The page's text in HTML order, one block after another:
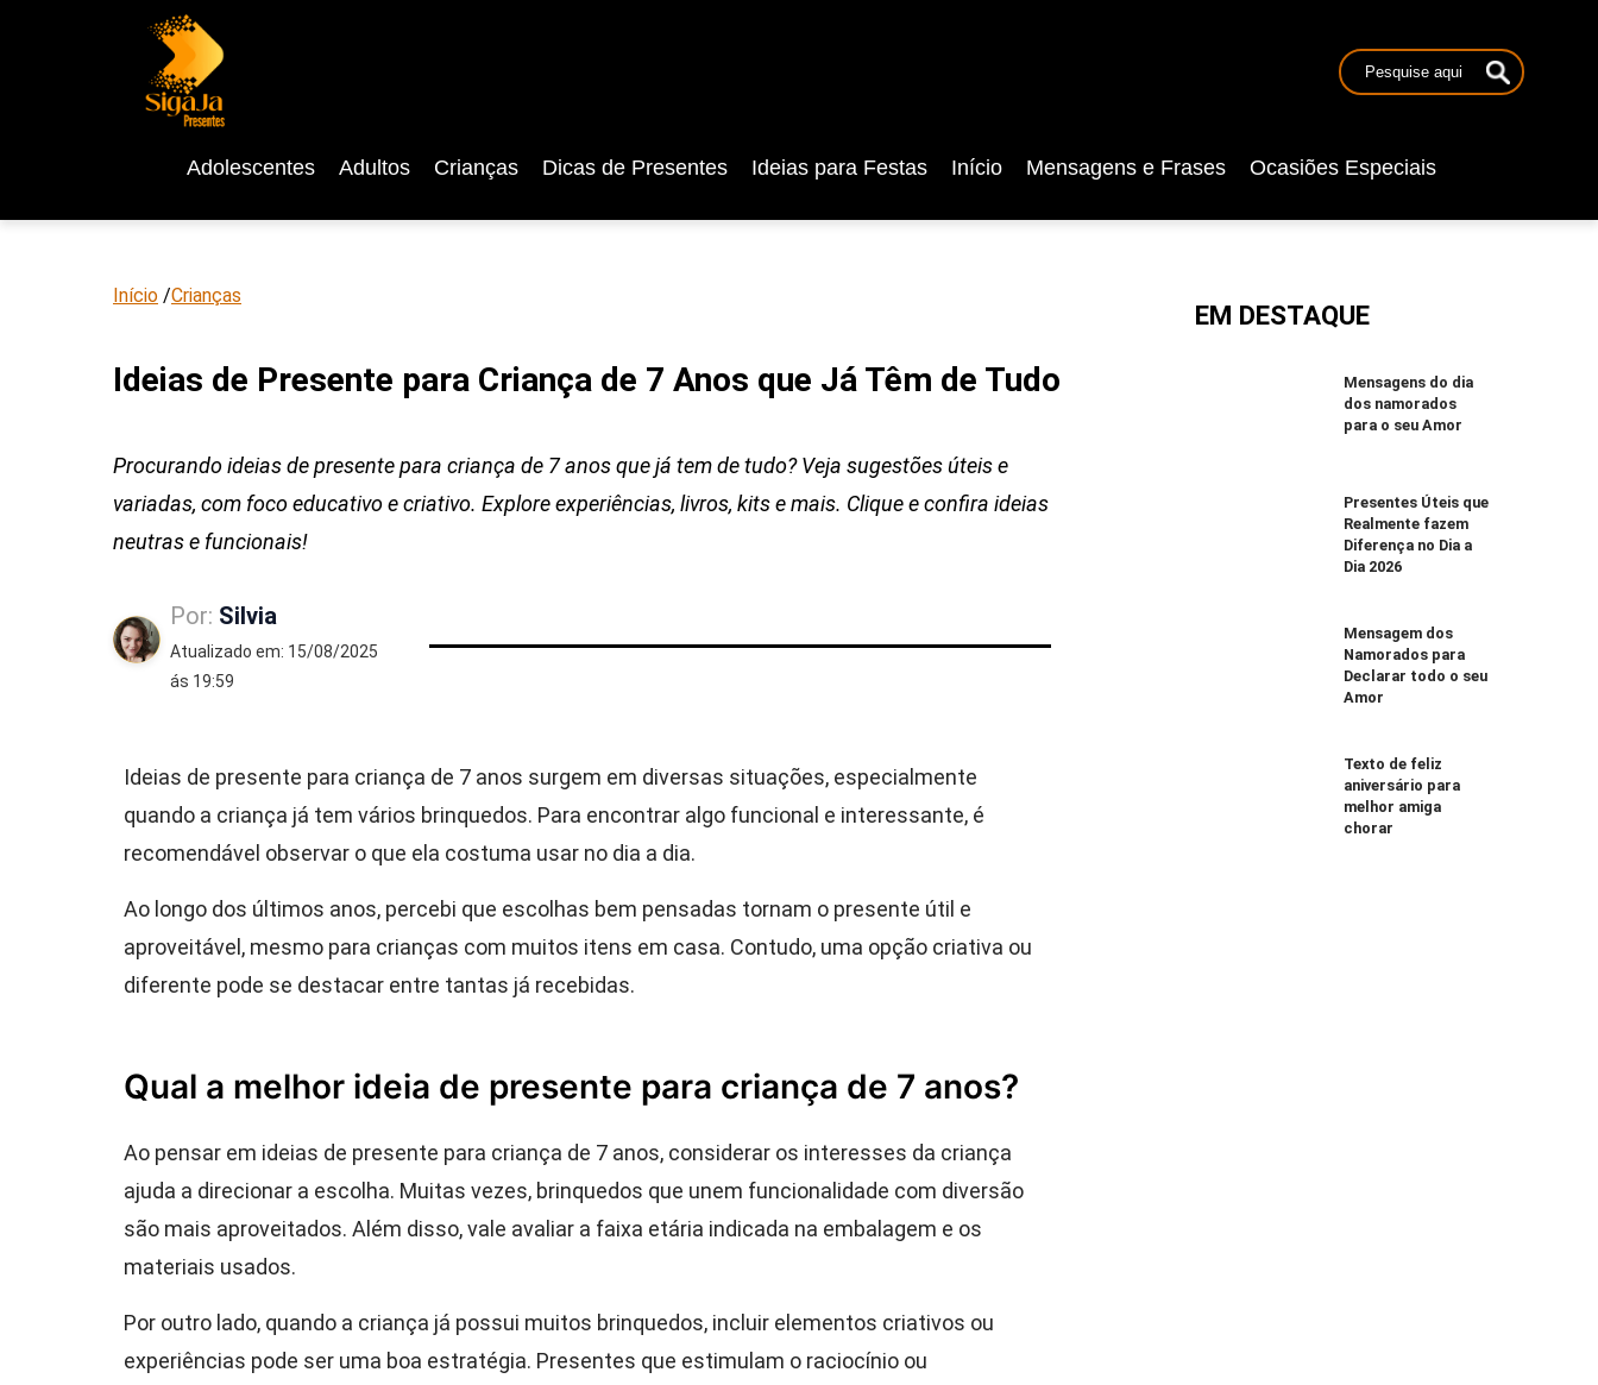
Adolescentes Adultos Crianças Dicas de Presentes Ideias para Festas Início Mensagens e Frases Ocasiões Especiais
Início /Crianças
Ideias de Presente para Criança de 7 Anos que Já Têm de Tudo
Procurando ideias de presente para criança de 7 anos que já tem de tudo? Veja sugestões úteis e
variadas, com foco educativo e criativo. Explore experiências, livros, kits e mais. Clique e confira ideias
neutras e funcionais!
Por: Silvia
Atualizado em: 15/08/2025
ás 19:59
Ideias de presente para criança de 7 anos surgem em diversas situações, especialmente
quando a criança já tem vários brinquedos. Para encontrar algo funcional e interessante, é
recomendável observar o que ela costuma usar no dia a dia.
Ao longo dos últimos anos, percebi que escolhas bem pensadas tornam o presente útil e
aproveitável, mesmo para crianças com muitos itens em casa. Contudo, uma opção criativa ou
diferente pode se destacar entre tantas já recebidas.
Qual a melhor ideia de presente para criança de 7 anos?
Ao pensar em ideias de presente para criança de 7 anos, considerar os interesses da criança
ajuda a direcionar a escolha. Muitas vezes, brinquedos que unem funcionalidade com diversão
são mais aproveitados. Além disso, vale avaliar a faixa etária indicada na embalagem e os
materiais usados.
Por outro lado, quando a criança já possui muitos brinquedos, incluir elementos criativos ou
experiências pode ser uma boa estratégia. Presentes que estimulam o raciocínio ou
EM DESTAQUE
Mensagens do dia
dos namorados
para o seu Amor
Presentes Úteis que
Realmente fazem
Diferença no Dia a
Dia 2026
Mensagem dos
Namorados para
Declarar todo o seu
Amor
Texto de feliz
aniversário para
melhor amiga
chorar